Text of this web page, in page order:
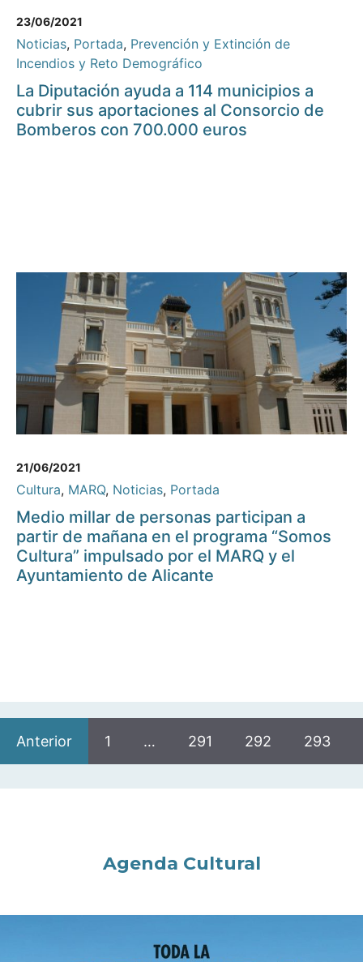
23/06/2021
Noticias, Portada, Prevención y Extinción de
Incendios y Reto Demográfico
La Diputación ayuda a 114 municipios a
cubrir sus aportaciones al Consorcio de
Bomberos con 700.000 euros
21/06/2021
Cultura, MARQ, Noticias, Portada
Medio millar de personas participan a
partir de mañana en el programa “Somos
Cultura” impulsado por el MARQ y el
Ayuntamiento de Alicante
Anterior 1 … 291 292 293
Agenda Cultural